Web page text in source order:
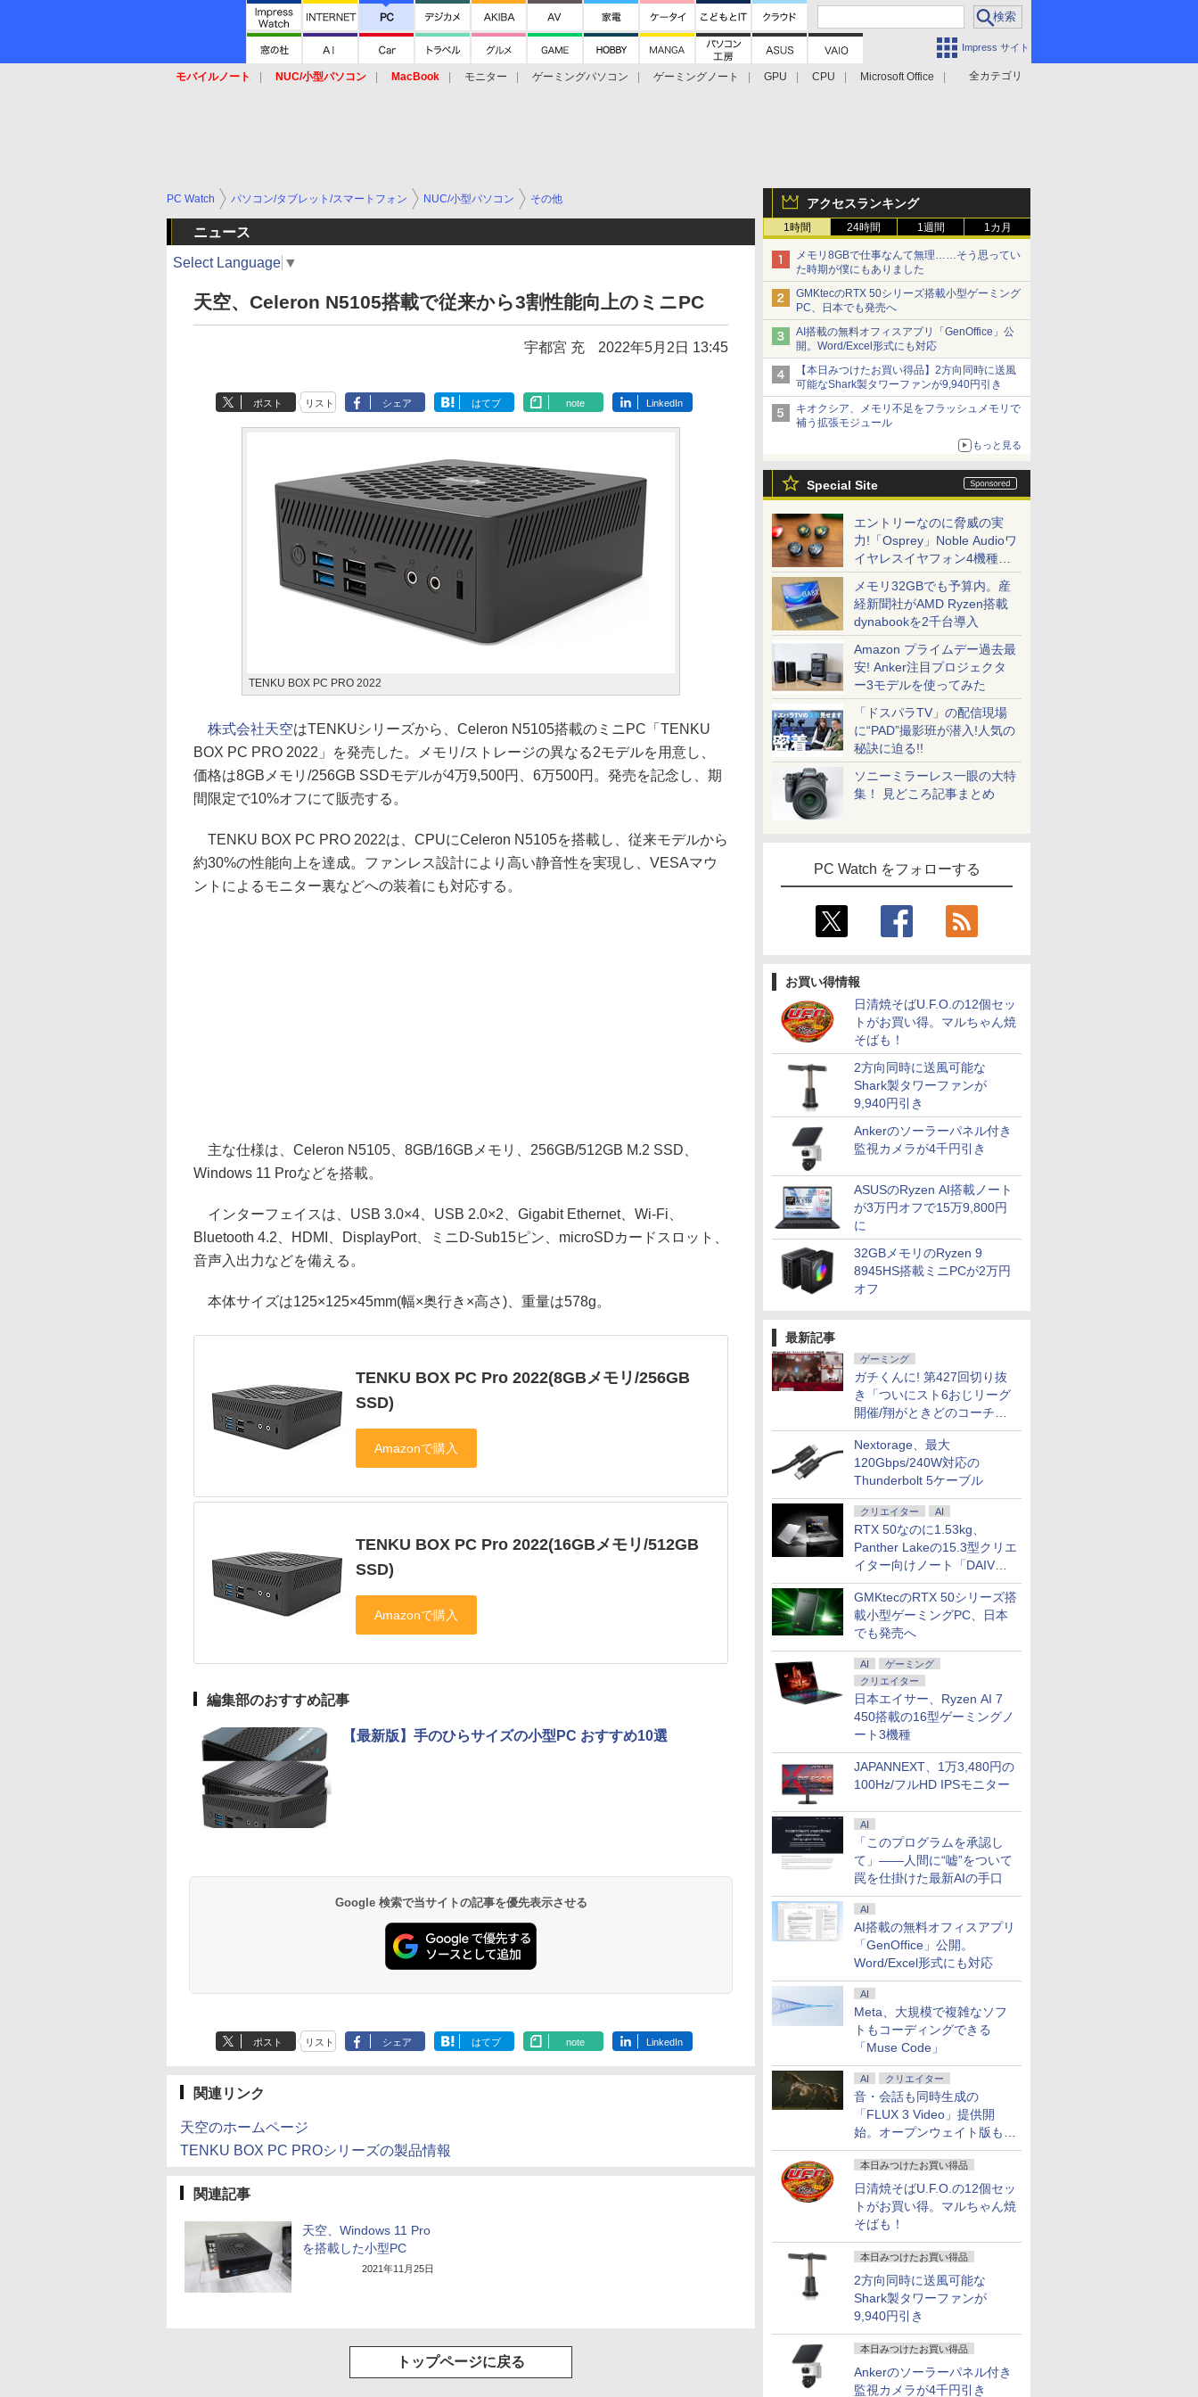
Impress サイト
全カテゴリ
モバイルノート NUC/小型パソコン MacBook モニター ゲーミングパソコン ゲーミングノート GPU CPU
Microsoft Office
アクセスランキング
1時間 24時間 1週間 1カ月
メモリ8GBで仕事なんて無理……そう思ってい
た時期が僕にもありました
GMKtecのRTX 50シリーズ搭載小型ゲーミング
PC、日本でも発売へ
AI搭載の無料オフィスアプリ「GenOffice」公
開。Word/Excel形式にも対応
【本日みつけたお買い得品】2方向同時に送風
可能なShark製タワーファンが9,940円引き
キオクシア、メモリ不足をフラッシュメモリで
補う拡張モジュール
もっと見る
Special Site
エントリーなのに脅威の実
力!「Osprey」Noble Audioワ
イヤレスイヤフォン4機種を
一気に聴く
メモリ32GBでも予算内。産
経新聞社がAMD Ryzen搭載
dynabookを2千台導入
Amazon プライムデー過去最
安! Anker注目プロジェクタ
ー3モデルを使ってみた
「ドスパラTV」の配信現場
に“PAD”撮影班が潜入!人気の
秘訣に迫る!!
ソニーミラーレス一眼の大特
集！ 見どころ記事まとめ
PC Watch をフォローする
お買い得情報
日清焼そばU.F.O.の12個セッ
トがお買い得。マルちゃん焼
そばも！
2方向同時に送風可能な
Shark製タワーファンが
9,940円引き
Ankerのソーラーパネル付き
監視カメラが4千円引き
ASUSのRyzen AI搭載ノート
が3万円オフで15万9,800円
に
32GBメモリのRyzen 9
8945HS搭載ミニPCが2万円
オフ
最新記事
ゲーミング
ガチくんに! 第427回切り抜
き「ついにスト6おじリーグ
開催/翔がときどのコーチ就
任など」
Nextorage、最大
120Gbps/240W対応の
Thunderbolt 5ケーブル
クリエイター AI
RTX 50なのに1.53kg、
Panther Lakeの15.3型クリエ
イター向けノート「DAIV
Z5」
GMKtecのRTX 50シリーズ搭
載小型ゲーミングPC、日本
でも発売へ
AI
ゲーミング
クリエイター
日本エイサー、Ryzen AI 7
450搭載の16型ゲーミングノ
ート3機種
JAPANNEXT、1万3,480円の
100Hz/フルHD IPSモニター
AI
「このプログラムを承認し
て」――人間に“嘘”をついて
罠を仕掛けた最新AIの手口
AI
AI搭載の無料オフィスアプリ
「GenOffice」公開。
Word/Excel形式にも対応
AI
Meta、大規模で複雑なソフ
トもコーディングできる
「Muse Code」
AI クリエイター
音・会話も同時生成の
「FLUX 3 Video」提供開
始。オープンウェイト版も計
画
本日みつけたお買い得品
日清焼そばU.F.O.の12個セッ
トがお買い得。マルちゃん焼
そばも！
本日みつけたお買い得品
2方向同時に送風可能な
Shark製タワーファンが
9,940円引き
本日みつけたお買い得品
Ankerのソーラーパネル付き
監視カメラが4千円引き
PC Watch パソコン/タブレット/スマートフォン NUC/小型パソコン その他
ニュース
Select Language ▼
天空、Celeron N5105搭載で従来から3割性能向上のミニPC
宇都宮 充 2022年5月2日 13:45
ポスト リスト シェア はてブ note LinkedIn
TENKU BOX PC PRO 2022
株式会社天空はTENKUシリーズから、Celeron N5105搭載のミニPC「TENKU
BOX PC PRO 2022」を発売した。メモリ/ストレージの異なる2モデルを用意し、
価格は8GBメモリ/256GB SSDモデルが4万9,500円、6万500円。発売を記念し、期
間限定で10%オフにて販売する。
TENKU BOX PC PRO 2022は、CPUにCeleron N5105を搭載し、従来モデルから
約30%の性能向上を達成。ファンレス設計により高い静音性を実現し、VESAマウ
ントによるモニター裏などへの装着にも対応する。
主な仕様は、Celeron N5105、8GB/16GBメモリ、256GB/512GB M.2 SSD、
Windows 11 Proなどを搭載。
インターフェイスは、USB 3.0×4、USB 2.0×2、Gigabit Ethernet、Wi-Fi、
Bluetooth 4.2、HDMI、DisplayPort、ミニD-Sub15ピン、microSDカードスロット、
音声入出力などを備える。
本体サイズは125×125×45mm(幅×奥行き×高さ)、重量は578g。
TENKU BOX PC Pro 2022(8GBメモリ/256GB
SSD)
TENKU BOX PC Pro 2022(16GBメモリ/512GB
SSD)
編集部のおすすめ記事
【最新版】手のひらサイズの小型PC おすすめ10選
Google 検索で当サイトの記事を優先表示させる
ポスト リスト シェア はてブ note LinkedIn
関連リンク
天空のホームページ
TENKU BOX PC PROシリーズの製品情報
関連記事
天空、Windows 11 Pro
を搭載した小型PC
2021年11月25日
トップページに戻る